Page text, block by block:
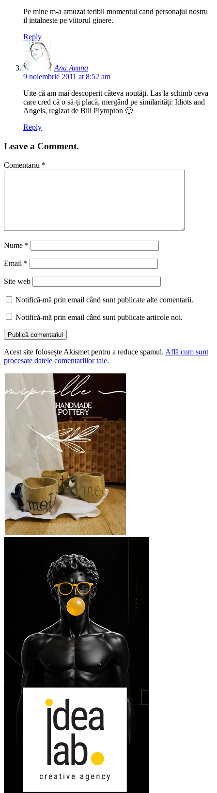
Pe mine m-a amuzat teribil momentul cand personajul nostru
il intalneste pe viitorul ginere.
Reply
Ana Ayana
9 noiembrie 2011 at 8:52 am
Uite că am mai descoperit câteva noutăți. Las la schimb ceva
care cred că o să-ți placă, mergând pe similarități: Idiots and
Angels, regizat de Bill Plympton 🙂
Reply
Leave a Comment.
Comentariu *
Nume *
Email *
Site web
Notifică-mă prin email când sunt publicate alte comentarii.
Notifică-mă prin email când sunt publicate articole noi.
Acest site folosește Akismet pentru a reduce spamul. Află cum sunt
procesate datele comentariilor tale.